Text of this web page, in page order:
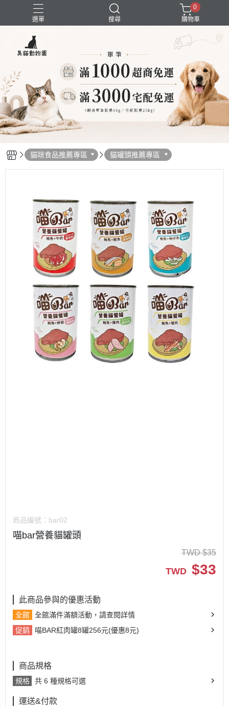
選單 搜尋
新品上市 精選商品 試吃組合 超強除臭
0
購物車
貓咪食品推薦專區 貓罐頭推薦專區
商品編號： bar02
喵bar營養貓罐頭
TWD $35
TWD $33
此商品參與的優惠活動
全館
全館滿件滿額活動，請查閱詳情
促銷
喵BAR紅肉罐8罐256元(優惠8元)
商品規格
規格 共 6 種規格可選
運送&付款